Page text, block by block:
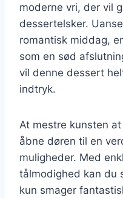
moderne vri, der vil
dessertelsker.
romantisk middag,
som en sød
vil denne dessert
indtryk.
At mestre kunsten
åbne døren til en
muligheder. Med
tålmodighed kan du
kun smager